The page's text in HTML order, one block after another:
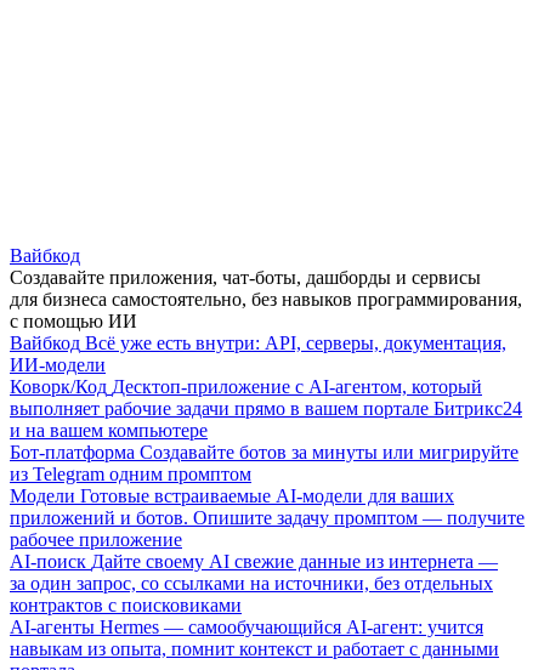
Вайбкод
Создавайте приложения, чат-боты, дашборды и сервисы
для бизнеса самостоятельно, без навыков программирования,
с помощью ИИ
Вайбкод Всё уже есть внутри: API, серверы, документация,
ИИ-модели
Коворк/Код Десктоп-приложение с AI-агентом, который
выполняет рабочие задачи прямо в вашем портале Битрикс24
и на вашем компьютере
Бот-платформа Создавайте ботов за минуты или мигрируйте
из Telegram одним промптом
Модели Готовые встраиваемые AI-модели для ваших
приложений и ботов. Опишите задачу промптом — получите
рабочее приложение
AI-поиск Дайте своему AI свежие данные из интернета —
за один запрос, со ссылками на источники, без отдельных
контрактов с поисковиками
AI-агенты Hermes — самообучающийся AI-агент: учится
навыкам из опыта, помнит контекст и работает с данными